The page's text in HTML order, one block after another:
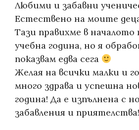
Любими и забавни
Естествено на моите
Тази правихме в
учебна година, но я
показвам едва сега
Желая на всички малки и
много здрава и успешна
година! Да е изпълнена с
забавления и приятелства!